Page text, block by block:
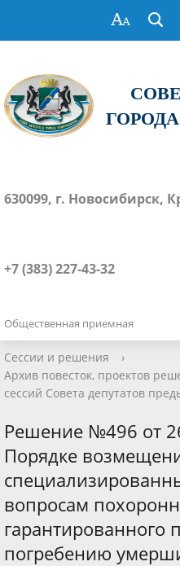
630099, г. Новосибирск,
+7 (383) 227-43-32
Общественная приемная
Сессии и решения
›
Архив повесток, проектов
сессий Совета депутатов
Решение №496 от
Порядке
вопросам
гарантированного
погребению